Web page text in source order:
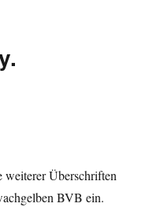
weiterer Überschriften
BVB ein.